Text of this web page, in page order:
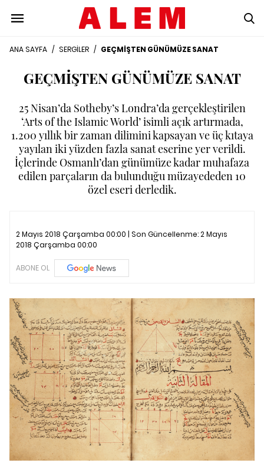
ANA SAYFA / SERGİLER / GEÇMİŞTEN GÜNÜMÜZE SANAT
GEÇMİŞTEN GÜNÜMÜZE SANAT
25 Nisan’da Sotheby’s Londra’da gerçekleştirilen
‘Arts of the Islamic World’ isimli açık artırmada,
1.200 yıllık bir zaman dilimini kapsayan ve üç kıtaya
yayılan iki yüzden fazla sanat eserine yer verildi.
İçlerinde Osmanlı’dan günümüze kadar muhafaza
edilen parçaların da bulunduğu müzayededen 10
özel eseri derledik.
2 Mayıs 2018 Çarşamba 00:00 | Son Güncellenme:2 Mayıs
2018 Çarşamba 00:00
ABONE OL